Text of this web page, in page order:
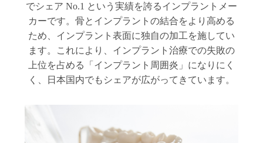
でシェア No.1 という実績を誇るインプラントメー
カーです。骨とインプラントの結合をより高める
ため、インプラント表面に独自の加工を施してい
ます。これにより、インプラント治療での失敗の
上位を占める「インプラント周囲炎」になりにく
く、日本国内でもシェアが広がってきています。